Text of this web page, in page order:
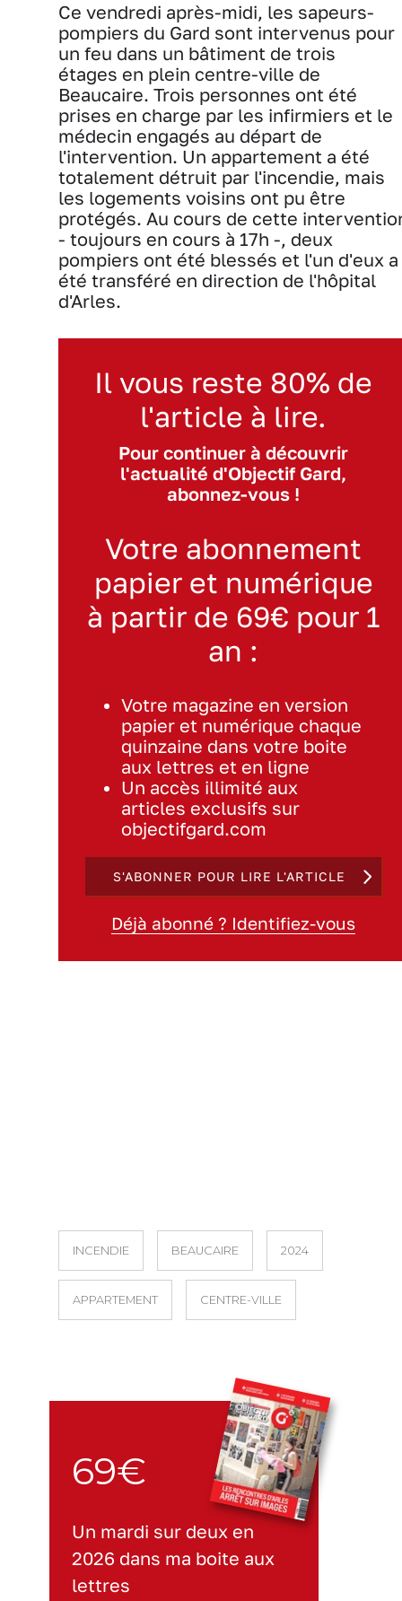
Ce vendredi après-midi, les sapeurs-
pompiers du Gard sont intervenus pour
un feu dans un bâtiment de trois
étages en plein centre-ville de
Beaucaire. Trois personnes ont été
prises en charge par les infirmiers et le
médecin engagés au départ de
l'intervention. Un appartement a été
totalement détruit par l'incendie, mais
les logements voisins ont pu être
protégés. Au cours de cette
- toujours en cours à 17h -, deux
pompiers ont été blessés et l'un d'eux a
été transféré en direction de l'hôpital
d'Arles.
Il vous reste 80% de
l'article à lire.
Pour continuer à découvrir
l'actualité d'Objectif Gard,
abonnez-vous !
Votre abonnement
papier et numérique
à partir de 69€ pour 1
an :
Votre magazine en version
papier et numérique chaque
quinzaine dans votre boite
aux lettres et en ligne
Un accès illimité aux
articles exclusifs sur
objectifgard.com
S'ABONNER POUR LIRE L'ARTICLE
Déjà abonné ? Identifiez-vous
INCENDIE BEAUCAIRE 2024
APPARTEMENT CENTRE-VILLE
69€
Un mardi sur deux en
2026 dans ma boite aux
lettres